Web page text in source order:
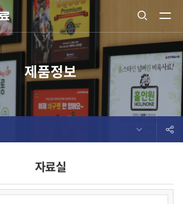
제품정보
자료실